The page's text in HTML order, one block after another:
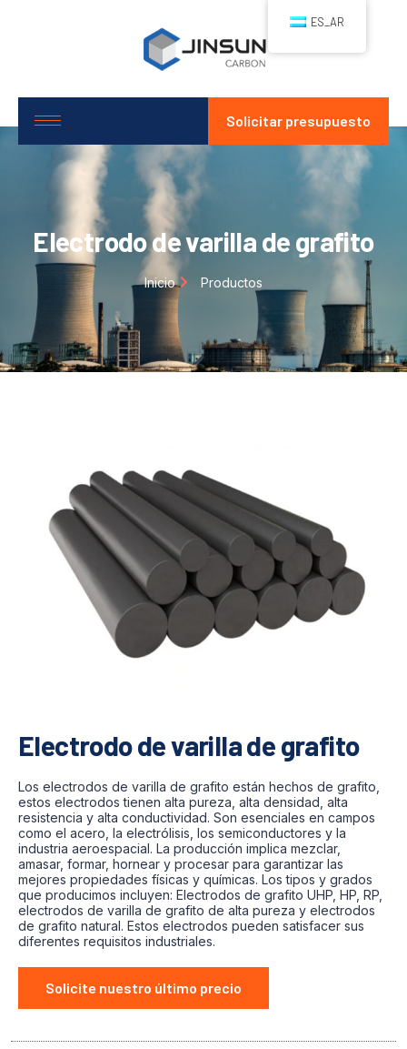
Solicitar presupuesto
Electrodo de varilla de grafito
Inicio Productos
Electrodo de varilla de grafito
Los electrodos de varilla de grafito están hechos de grafito,
estos electrodos tienen alta pureza, alta densidad, alta
resistencia y alta conductividad. Son esenciales en campos
como el acero, la electrólisis, los semiconductores y la
industria aeroespacial. La producción implica mezclar,
amasar, formar, hornear y procesar para garantizar las
mejores propiedades físicas y químicas. Los tipos y grados
que producimos incluyen: Electrodos de grafito UHP, HP, RP,
electrodos de varilla de grafito de alta pureza y electrodos
de grafito natural. Estos electrodos pueden satisfacer sus
diferentes requisitos industriales.
Solicite nuestro último precio
ES_AR